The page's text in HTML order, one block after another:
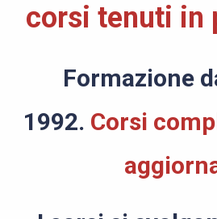
corsi tenuti in
Formazione
1992. Corsi